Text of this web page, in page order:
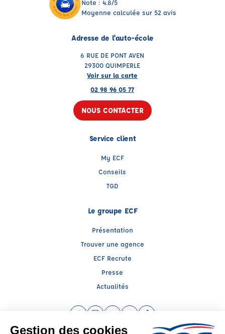
Note : 4.8/5
Moyenne calculée sur 52 avis
Adresse de l'auto-école
6 RUE DE PONT AVEN
29300 QUIMPERLE
Voir sur la carte
02 98 96 05 77
NOUS CONTACTER
Service client
My ECF
Conseils
TGD
Le groupe ECF
Présentation
Trouver une agence
ECF Recrute
Presse
Actualités
Instagram (nouvelle fenêtre)
LinkedIn (nouvelle fenêtre)
YouTube (nouvelle fenêtre)
TikTok (nouvelle